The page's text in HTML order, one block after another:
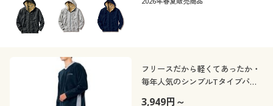
フリースだから軽くてあったか・
毎年人気のシンプルTタイプパジ
3,949円～